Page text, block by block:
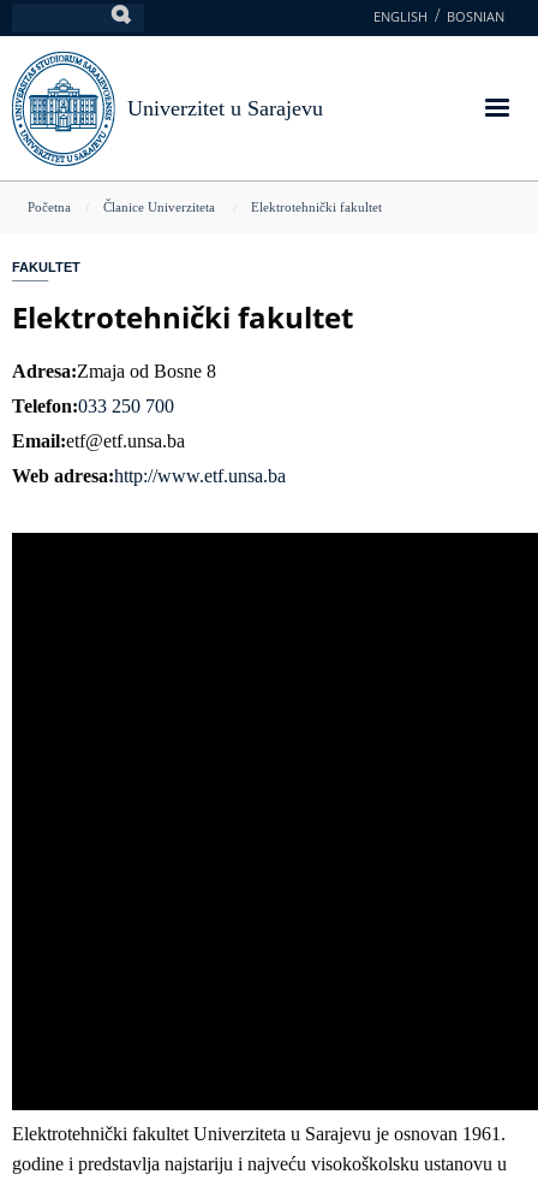
na
glavni
sadržaj
ENGLISH BOSNIAN
Univerzitet u Sarajevu
You
here
Početna Članice Univerziteta Elektrotehnički fakultet
FAKULTET
Elektrotehnički fakultet
Adresa Zmaja od Bosne 8
Telefon 033 250 700
Email etf@etf.unsa.ba
Web adresa http://www.etf.unsa.ba
Elektrotehnički fakultet Univerziteta u Sarajevu je osnovan 1961.
godine i predstavlja najstariju i najveću visokoškolsku ustanovu u